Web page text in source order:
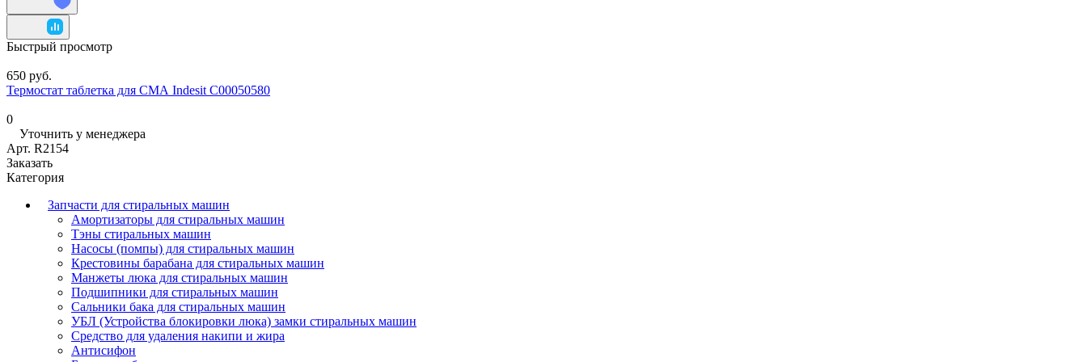
Быстрый просмотр
650 руб.
Термостат таблетка для СМА Indesit C00050580
0
Уточнить у менеджера
Арт. R2154
Заказать
Категория
Запчасти для стиральных машин
Амортизаторы для стиральных машин
Тэны стиральных машин
Насосы (помпы) для стиральных машин
Крестовины барабана для стиральных машин
Манжеты люка для стиральных машин
Подшипники для стиральных машин
Сальники бака для стиральных машин
УБЛ (Устройства блокировки люка) замки стиральных машин
Средство для удаления накипи и жира
Антисифон